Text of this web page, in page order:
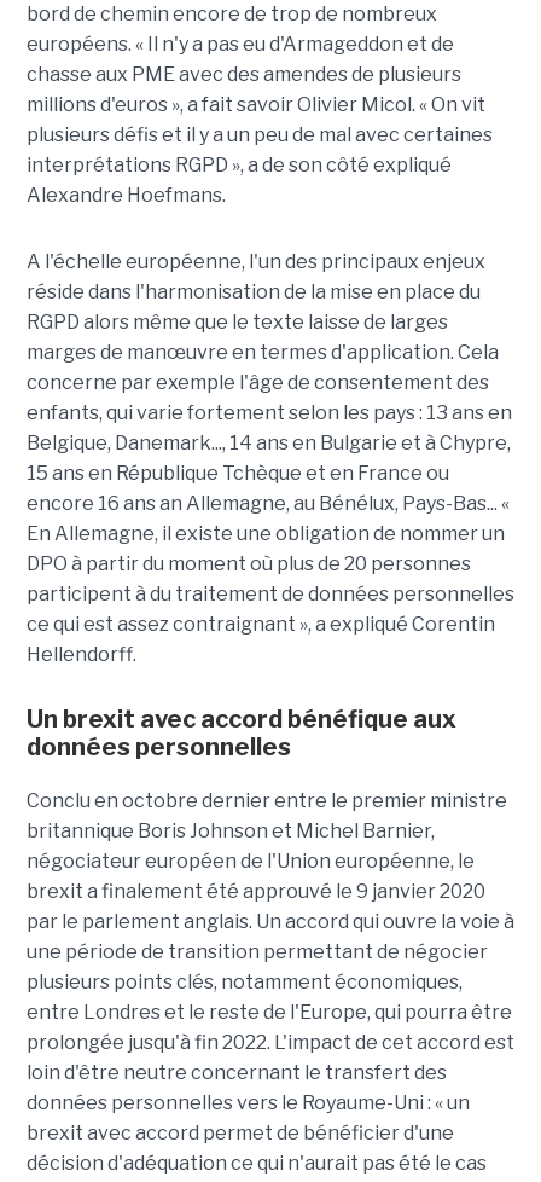
bord de chemin encore de trop de nombreux
européens. « Il n'y a pas eu d'Armageddon et de
chasse aux PME avec des amendes de plusieurs
millions d'euros », a fait savoir Olivier Micol. « On vit
plusieurs défis et il y a un peu de mal avec certaines
interprétations RGPD », a de son côté expliqué
Alexandre Hoefmans.
A l'échelle européenne, l'un des principaux enjeux
réside dans l'harmonisation de la mise en place du
RGPD alors même que le texte laisse de larges
marges de manœuvre en termes d'application. Cela
concerne par exemple l'âge de consentement des
enfants, qui varie fortement selon les pays : 13 ans en
Belgique, Danemark..., 14 ans en Bulgarie et à Chypre,
15 ans en République Tchèque et en France ou
encore 16 ans an Allemagne, au Bénélux, Pays-Bas... «
En Allemagne, il existe une obligation de nommer un
DPO à partir du moment où plus de 20 personnes
participent à du traitement de données personnelles
ce qui est assez contraignant », a expliqué Corentin
Hellendorff.
Un brexit avec accord bénéfique aux
données personnelles
Conclu en octobre dernier entre le premier ministre
britannique Boris Johnson et Michel Barnier,
négociateur européen de l'Union européenne, le
brexit a finalement été approuvé le 9 janvier 2020
par le parlement anglais. Un accord qui ouvre la voie à
une période de transition permettant de négocier
plusieurs points clés, notamment économiques,
entre Londres et le reste de l'Europe, qui pourra être
prolongée jusqu'à fin 2022. L'impact de cet accord est
loin d'être neutre concernant le transfert des
données personnelles vers le Royaume-Uni : « un
brexit avec accord permet de bénéficier d'une
décision d'adéquation ce qui n'aurait pas été le cas